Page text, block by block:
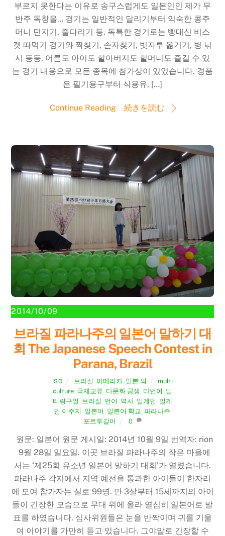
부르지 못한다는 이유로 송구스럽게도 일본인인 제가 무
반주 독창을… 경기는 일반적인 달리기부터 익숙한 콩주
머니 던지기, 줄다리기 등. 독특한 경기로는 빵대신 비스
켓 따먹기 경기와 짝찾기, 손자찾기, 빗자루 옮기기, 병 낚
시 등등. 어른도 아이도 할아버지도 할머니도 즐길 수 있
는 경기 내용으로 모든 종목에 참가상이 있었습니다. 경품
은 필기용구부터 식용유, […]
Continue Reading 続きを読む
2014/10/09
브라질 파라나주의 일본어 말하기 대
회 The Japanese Speech Contest in
Parana, Brazil
ISO 브라질 아메리카, 일본 외
multi
culture 국제교류 다문화 공생 다언어 멀
티링구얼 브라질 언어 역사 일계인 일계
인 이주지 일본어 일본어 학교 파라나주
포르투갈어
0
원문: 일본어 원문 게시일: 2014년 10월 9일 번역자: rion
9월 28일 일요일. 이곳 브라질 파라나주의 작은 마을에
서는 ‘제25회 유소년 일본어 말하기 대회’가 열렸습니다.
파라나주 각지에서 지역 예선을 통과한 아이들이 한자리
에 모여 참가자는 실로 99명. 만 3살부터 15세까지의 아이
들이 긴장한 모습으로 무대 위에 올라 열심히 일본어로 발
표를 하였습니다. 심사위원들은 눈을 반짝이며 귀를 기울
여 이야기를 가만히 듣고 있습니다. 그야말로 긴장할 수